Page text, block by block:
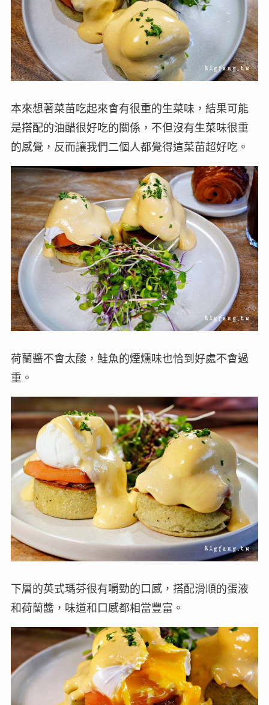
本來想著菜苗吃起來會有很重的生菜味，結果可能
是搭配的油醋很好吃的關係，不但沒有生菜味很重
的感覺，反而讓我們二個人都覺得這菜苗超好吃。
荷蘭醬不會太酸，鮭魚的煙燻味也恰到好處不會過
重。
下層的英式瑪芬很有嚼勁的口感，搭配滑順的蛋液
和荷蘭醬，味道和口感都相當豐富。